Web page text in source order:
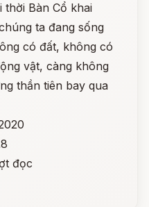
thời Bàn Cổ khai
ta đang sống
có đất, không có
vật, càng không
thần tiên bay qua
đọc